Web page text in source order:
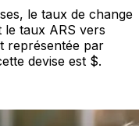
le taux de change
le taux ARS vers
représentée par
devise est $.